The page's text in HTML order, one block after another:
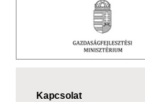
Kapcsolat